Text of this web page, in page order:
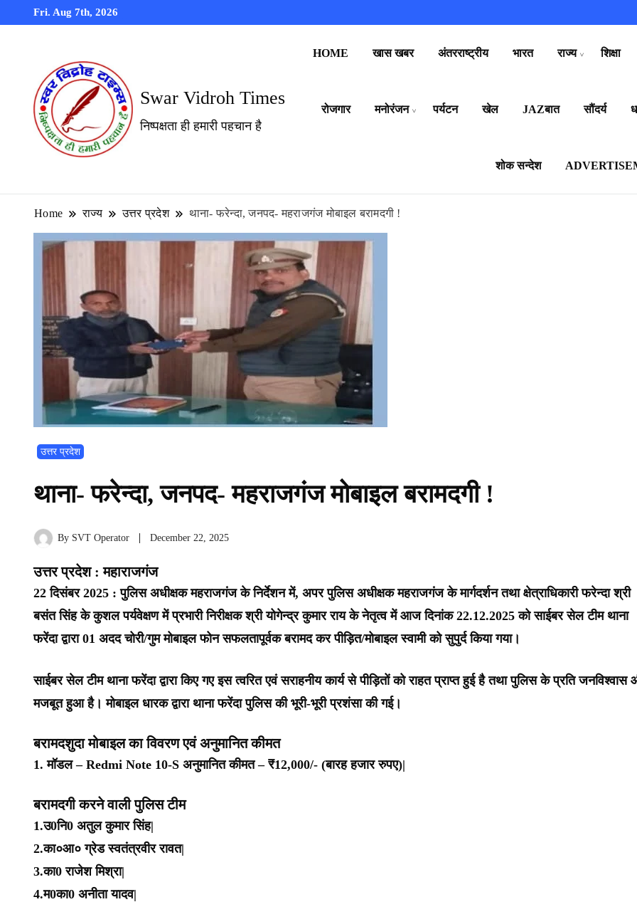
Fri. Aug 7th, 2026
Swar Vidroh Times
निष्पक्षता ही हमारी पहचान है
HOME खास खबर अंतरराष्ट्रीय भारत राज्य शिक्षा
रोजगार मनोरंजन पर्यटन खेल JAZबात सौंदर्य
शोक सन्देश
Home राज्य उत्तर प्रदेश थाना- फरेन्दा, जनपद- महराजगंज मोबाइल बरामदगी !
उत्तर प्रदेश
थाना- फरेन्दा, जनपद- महराजगंज मोबाइल बरामदगी !
By SVT Operator December 22, 2025
उत्तर प्रदेश : महाराजगंज
22 दिसंबर 2025 : पुलिस अधीक्षक महराजगंज के निर्देशन में, अपर पुलिस अधीक्षक महराजगंज के मार्गदर्शन तथा क्षेत्राधिकारी फरेन्दा श्री
बसंत सिंह के कुशल पर्यवेक्षण में प्रभारी निरीक्षक श्री योगेन्द्र कुमार राय के नेतृत्व में आज दिनांक 22.12.2025 को साईबर सेल टीम थाना
फरेंदा द्वारा 01 अदद चोरी/गुम मोबाइल फोन सफलतापूर्वक बरामद कर पीड़ित/मोबाइल स्वामी को सुपुर्द किया गया।
साईबर सेल टीम थाना फरेंदा द्वारा किए गए इस त्वरित एवं सराहनीय कार्य से पीड़ितों को राहत प्राप्त हुई है तथा पुलिस के प्रति जनविश्वास
मजबूत हुआ है। मोबाइल धारक द्वारा थाना फरेंदा पुलिस की भूरी-भूरी प्रशंसा की गई।
बरामदशुदा मोबाइल का विवरण एवं अनुमानित कीमत
1. मॉडल – Redmi Note 10-S अनुमानित कीमत – ₹12,000/- (बारह हजार रुपए)|
बरामदगी करने वाली पुलिस टीम
1.उ0नि0 अतुल कुमार सिंह|
2.का०आ० ग्रेड स्वतंत्रवीर रावत|
3.का0 राजेश मिश्रा|
4.म0का0 अनीता यादव|